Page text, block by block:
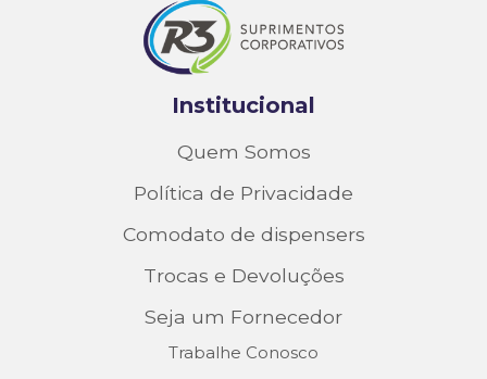
Institucional
Quem Somos
Política de Privacidade
Comodato de dispensers
Trocas e Devoluções
Seja um Fornecedor
Trabalhe Conosco